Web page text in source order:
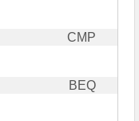
CMP
BEQ